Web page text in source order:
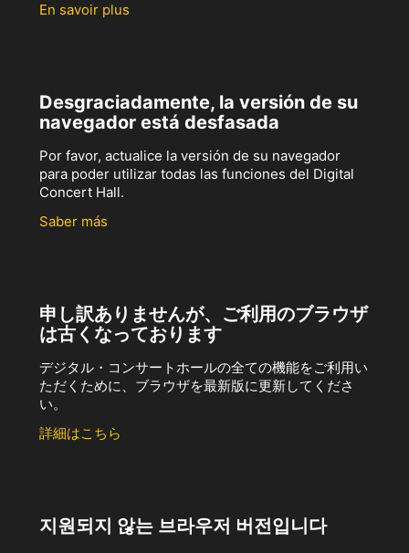
En savoir plus
Desgraciadamente, la versión de su
navegador está desfasada
Por favor, actualice la versión de su navegador
para poder utilizar todas las funciones del Digital
Concert Hall.
Saber más
申し訳ありませんが、ご利用のブラウザ
は古くなっております
デジタル・コンサートホールの全ての機能をご利用い
ただくために、ブラウザを最新版に更新してくださ
い。
詳細はこちら
지원되지 않는 브라우저 버전입니다